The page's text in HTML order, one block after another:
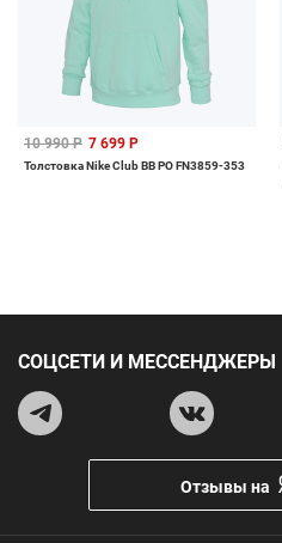
10 990 Р 7 699 Р
Толстовка Nike Club BB PO FN3859-353
СОЦСЕТИ И МЕССЕНДЖЕРЫ
Отзывы на